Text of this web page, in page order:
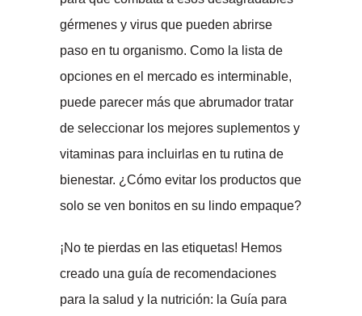
gérmenes y virus que pueden abrirse
paso en tu organismo. Como la lista de
opciones en el mercado es interminable,
puede parecer más que abrumador tratar
de seleccionar los mejores suplementos y
vitaminas para incluirlas en tu rutina de
bienestar. ¿Cómo evitar los productos que
solo se ven bonitos en su lindo empaque?
¡No te pierdas en las etiquetas! Hemos
creado una guía de recomendaciones
para la salud y la nutrición: la Guía para